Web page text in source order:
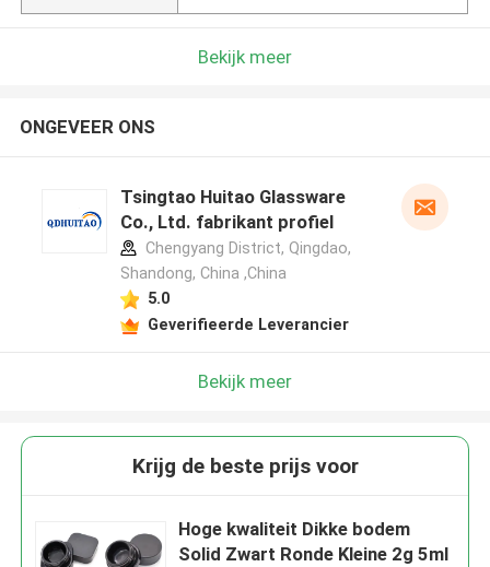
Bekijk meer
ONGEVEER ONS
Tsingtao Huitao Glassware
Co., Ltd. fabrikant profiel
Chengyang District, Qingdao,
Shandong, China ,China
5.0
Geverifieerde Leverancier
Bekijk meer
Krijg de beste prijs voor
Hoge kwaliteit Dikke bodem
Solid Zwart Ronde Kleine 2g 5ml